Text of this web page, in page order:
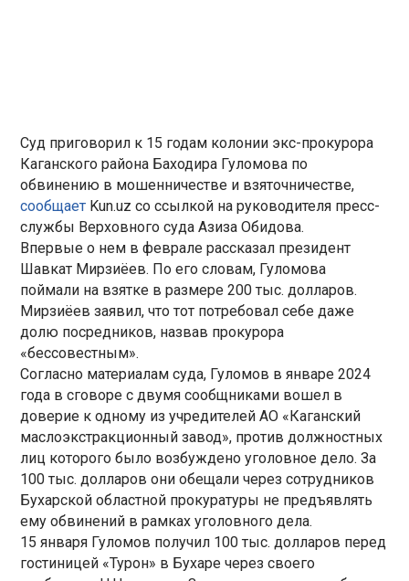
Суд приговорил к 15 годам колонии экс-прокурора
Каганского района Баходира Гуломова по
обвинению в мошенничестве и взяточничестве,
сообщает Kun.uz со ссылкой на руководителя пресс-
службы Верховного суда Азиза Обидова.
Впервые о нем в феврале рассказал президент
Шавкат Мирзиёев. По его словам, Гуломова
поймали на взятке в размере 200 тыс. долларов.
Мирзиёев заявил, что тот потребовал себе даже
долю посредников, назвав прокурора
«бессовестным».
Согласно материалам суда, Гуломов в январе 2024
года в сговоре с двумя сообщниками вошел в
доверие к одному из учредителей АО «Каганский
маслоэкстракционный завод», против должностных
лиц которого было возбуждено уголовное дело. За
100 тыс. долларов они обещали через сотрудников
Бухарской областной прокуратуры не предъявлять
ему обвинений в рамках уголовного дела.
15 января Гуломов получил 100 тыс. долларов перед
гостиницей «Турон» в Бухаре через своего